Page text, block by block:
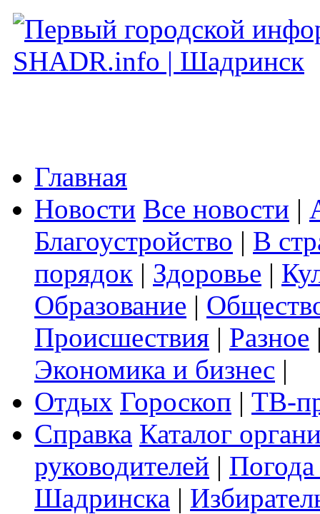
Главная
Новости Все новости |
Благоустройство | В
порядок | Здоровье |
Образование |
Происшествия | Разное
Экономика и бизнес |
Отдых Гороскоп | ТВ-
Справка Каталог
руководителей |
Шадринска |